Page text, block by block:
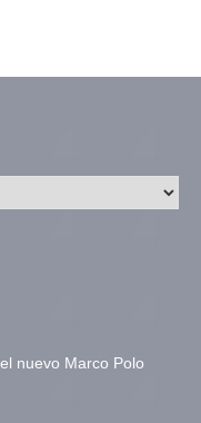
nuevo Marco Polo